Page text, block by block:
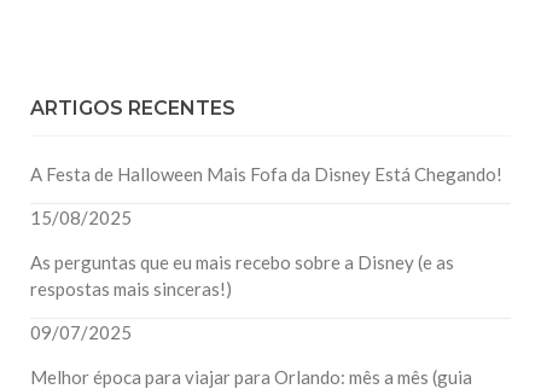
ARTIGOS RECENTES
A Festa de Halloween Mais Fofa da Disney Está Chegando!
15/08/2025
As perguntas que eu mais recebo sobre a Disney (e as
respostas mais sinceras!)
09/07/2025
Melhor época para viajar para Orlando: mês a mês (guia